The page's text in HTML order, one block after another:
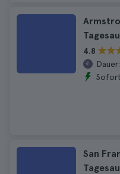
4.8
Dauer:
San